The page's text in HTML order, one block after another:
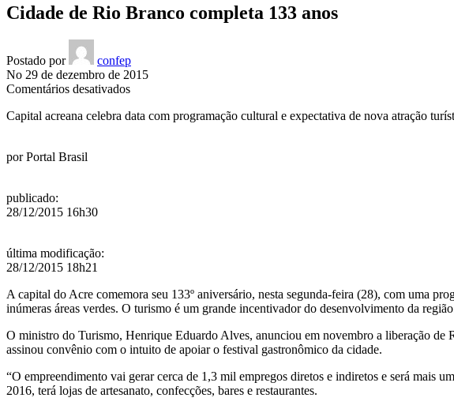
Cidade de Rio Branco completa 133 anos
Postado por
confep
No 29 de dezembro de 2015
Comentários desativadosem
de
Capital acreana celebra data com programação cultural e expectativa de nova atração
porPortal Brasil
publicado:
28/12/2015 16h30
última modificação:
28/12/2015 18h21
A capital do Acre comemora seu 133º aniversário, nesta segunda-feira (28), com uma
inúmeras áreas verdes. O turismo é um grande incentivador do desenvolvimento da
O ministro do Turismo, Henrique Eduardo Alves, anunciou em novembro a liberação
assinou convênio com o intuito de apoiar o festival gastronômico da cidade.
“O empreendimento vai gerar cerca de 1,3 mil empregos diretos e indiretos e será mais
2016, terá lojas de artesanato, confecções, bares e restaurantes.